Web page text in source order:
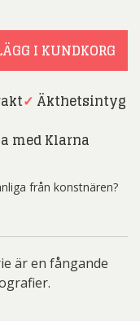
I KUNDKORG
✓ Äkthetsintyg
med Klarna
från konstnären?
är en fångande